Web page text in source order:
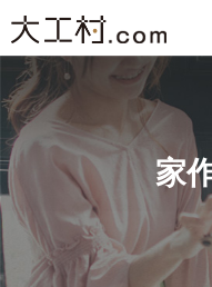
家